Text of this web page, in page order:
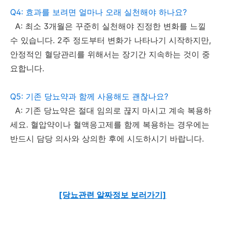
Q4: 효과를 보려면 얼마나 오래 실천해야 하나요?
A: 최소 3개월은 꾸준히 실천해야 진정한 변화를 느낄
수 있습니다. 2주 정도부터 변화가 나타나기 시작하지만,
안정적인 혈당관리를 위해서는 장기간 지속하는 것이 중
요합니다.
Q5: 기존 당뇨약과 함께 사용해도 괜찮나요?
A: 기존 당뇨약은 절대 임의로 끊지 마시고 계속 복용하
세요. 혈압약이나 혈액응고제를 함께 복용하는 경우에는
반드시 담당 의사와 상의한 후에 시도하시기 바랍니다.
[당뇨관련 알짜정보 보러가기]